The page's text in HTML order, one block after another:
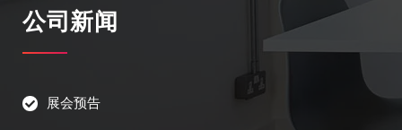
公司新闻
展会预告